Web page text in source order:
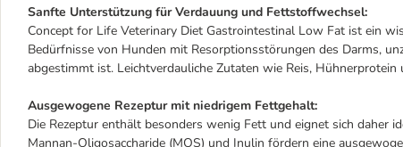
Sanfte Unterstützung für Verdauung und Fettstoffwechsel:
Concept for Life Veterinary Diet Gastrointestinal Low Fat ist ein
Bedürfnisse von Hunden mit Resorptionsstörungen des Darms,
abgestimmt ist. Leichtverdauliche Zutaten wie Reis,
Ausgewogene Rezeptur mit niedrigem Fettgehalt:
Die Rezeptur enthält besonders wenig Fett und eignet sich daher
Mannan-Oligosaccharide (MOS) und Inulin fördern eine